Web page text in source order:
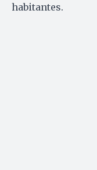
habitantes.